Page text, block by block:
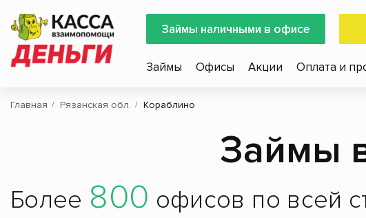
Займы наличными в офисе
Займы Офисы Акции Оплата и
Главная Рязанская обл. Кораблино
Займы
Более 800 офисов по всей